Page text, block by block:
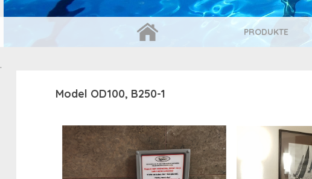
SCHLEUDER FÜR BADEBEKLEIDUNG PRODUKTE
.
Model OD100, B250-1